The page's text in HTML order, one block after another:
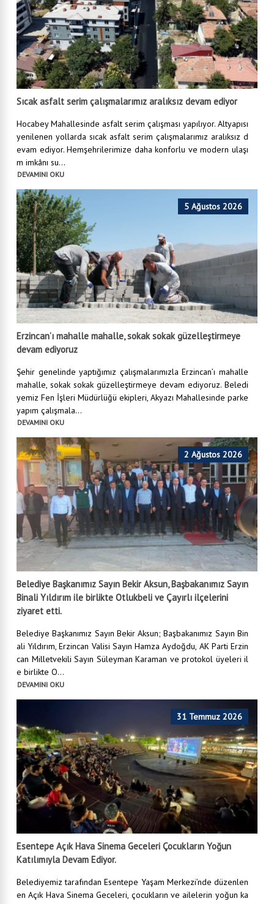
Sıcak asfalt serim çalışmalarımız aralıksız devam ediyor
Hocabey Mahallesinde asfalt serim çalışması yapılıyor. Altyapısı
yenilenen yollarda sıcak asfalt serim çalışmalarımız aralıksız d
evam ediyor. Hemşehrilerimize daha konforlu ve modern ulaşı
m imkânı su...
DEVAMINI OKU
5 Ağustos 2026
Erzincan’ı mahalle mahalle, sokak sokak güzelleştirmeye
devam ediyoruz
Şehir genelinde yaptığımız çalışmalarımızla Erzincan’ı mahalle
mahalle, sokak sokak güzelleştirmeye devam ediyoruz. Beledi
yemiz Fen İşleri Müdürlüğü ekipleri, Akyazı Mahallesinde parke
yapım çalışmala...
DEVAMINI OKU
2 Ağustos 2026
Belediye Başkanımız Sayın Bekir Aksun, Başbakanımız Sayın
Binali Yıldırım ile birlikte Otlukbeli ve Çayırlı ilçelerini
ziyaret etti.
Belediye Başkanımız Sayın Bekir Aksun; Başbakanımız Sayın Bin
ali Yıldırım, Erzincan Valisi Sayın Hamza Aydoğdu, AK Parti Erzin
can Milletvekili Sayın Süleyman Karaman ve protokol üyeleri il
e birlikte O...
DEVAMINI OKU
31 Temmuz 2026
Esentepe Açık Hava Sinema Geceleri Çocukların Yoğun
Katılımıyla Devam Ediyor.
Belediyemiz tarafından Esentepe Yaşam Merkezi’nde düzenlen
en Açık Hava Sinema Geceleri, çocukların ve ailelerin yoğun ka